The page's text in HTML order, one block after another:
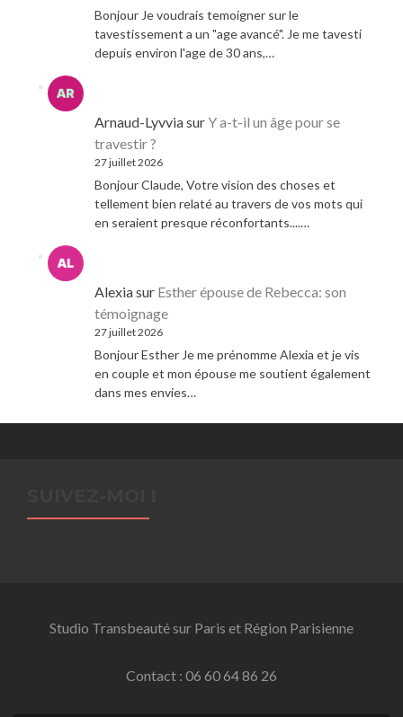
Bonjour Je voudrais temoigner sur le
tavestissement a un "age avancé". Je me tavesti
depuis environ l'age de 30 ans,…
Arnaud-LyvviasurY a-t-il un âge pour se
travestir ?
27 juillet 2026
Bonjour Claude, Votre vision des choses et
tellement bien relaté au travers de vos mots qui
en seraient presque réconfortants....…
Alexiasur Esther épouse de Rebecca: son
témoignage
27 juillet 2026
Bonjour Esther Je me prénomme Alexia et je vis
en couple et mon épouse me soutient également
dans mes envies…
Studio Transbeauté sur Paris et Région Parisienne
Contact : 06 60 64 86 26